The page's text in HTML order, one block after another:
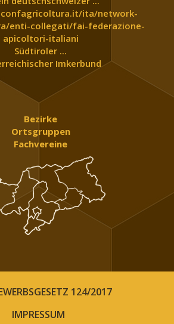
ita/network-
enti-collegati/fai-federazione-
apicoltori-italiani
Südtiroler ...
Imkerbund
Bezirke
Ortsgruppen
Fachvereine
124/2017
IMPRESSUM